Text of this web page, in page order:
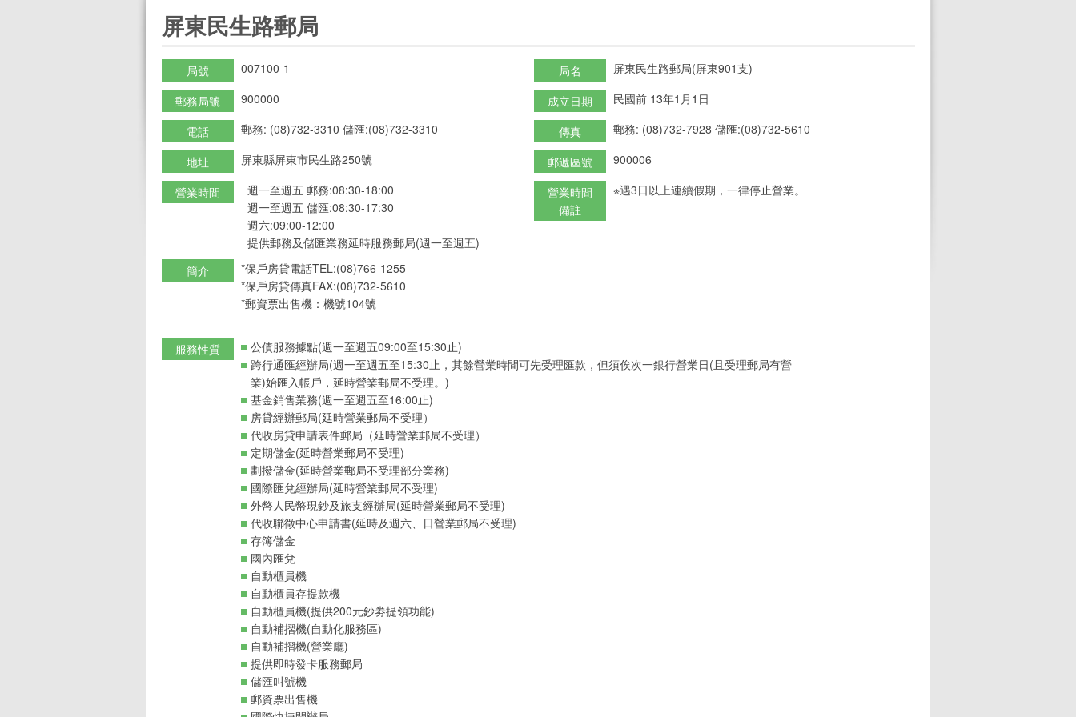
屏東民生路郵局
局號 007100-1 局名 屏東民生路郵局(屏東901支)
郵務局號 900000 成立日期 民國前 13年1月1日
電話 郵務: (08)732-3310 儲匯:(08)732-3310 傳真 郵務: (08)732-7928 儲匯:(08)732-5610
地址 屏東縣屏東市民生路250號 郵遞區號 900006
營業時間
週一至週五 郵務:08:30-18:00
週一至週五 儲匯:08:30-17:30
週六:09:00-12:00
提供郵務及儲匯業務延時服務郵局(週一至週五)
營業時間
備註
※遇3日以上連續假期，一律停止營業。
簡介
*保戶房貸電話TEL:(08)766-1255
*保戶房貸傳真FAX:(08)732-5610
*郵資票出售機：機號104號
服務性質
公債服務據點(週一至週五09:00至15:30止)
跨行通匯經辦局(週一至週五至15:30止，其餘營業時間可先受理匯款，但須俟次一銀行營業日(且受理郵局有營
業)始匯入帳戶，延時營業郵局不受理。)
基金銷售業務(週一至週五至16:00止)
房貸經辦郵局(延時營業郵局不受理）
代收房貸申請表件郵局（延時營業郵局不受理）
定期儲金(延時營業郵局不受理)
劃撥儲金(延時營業郵局不受理部分業務)
國際匯兌經辦局(延時營業郵局不受理)
外幣人民幣現鈔及旅支經辦局(延時營業郵局不受理)
代收聯徵中心申請書(延時及週六、日營業郵局不受理)
存簿儲金
國內匯兌
自動櫃員機
自動櫃員存提款機
自動櫃員機(提供200元鈔劵提領功能)
自動補摺機(自動化服務區)
自動補摺機(營業廳)
提供即時發卡服務郵局
儲匯叫號機
郵資票出售機